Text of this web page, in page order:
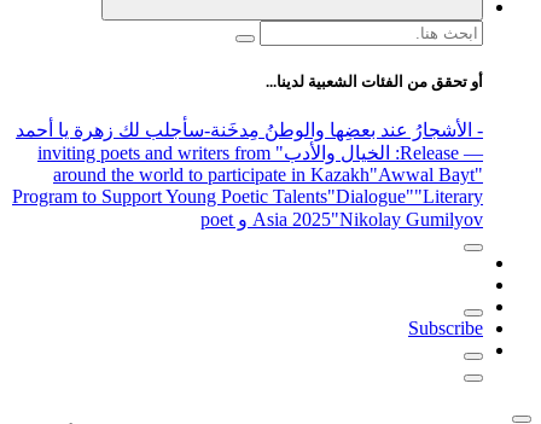
البحث
أو تحقق من الفئات الشعبية لدينا...
- الأشجارُ عند بعضِها والوطنُ مِدخَنة-سأجلب لك زهرة يا أحمد
— Release
: الخيال والأدب
" inviting poets and writers from
around the world to participate in Kazakh"Awwal Bayt"
Program to Support Young Poetic Talents"Dialogue""Literary
Asia 2025"Nikolay Gumilyov و poet
Subscribe